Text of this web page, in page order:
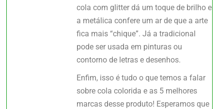
cola com glitter dá um toque de brilho e
a metálica confere um ar de que a arte
fica mais “chique”. Já a tradicional
pode ser usada em pinturas ou
contorno de letras e desenhos.
Enfim, isso é tudo o que temos a falar
sobre cola colorida e as 5 melhores
marcas desse produto! Esperamos que